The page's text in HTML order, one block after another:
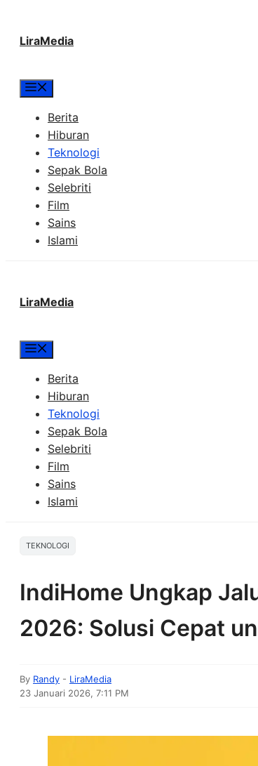
LiraMedia
Berita
Hiburan
Teknologi
Sepak Bola
Selebriti
Film
Sains
Islami
LiraMedia
Berita
Hiburan
Teknologi
Sepak Bola
Selebriti
Film
Sains
Islami
TEKNOLOGI
IndiHome Ungkap
2026: Solusi Cepat
By Randy - LiraMedia
23 Januari 2026, 7:11 PM